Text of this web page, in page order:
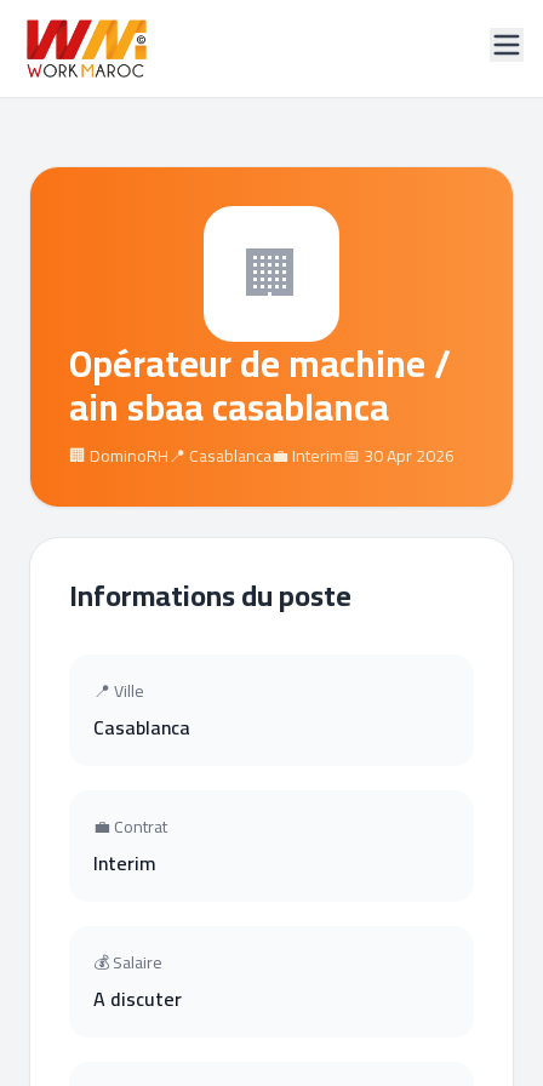
🏢
Opérateur de machine /
ain sbaa casablanca
🏢 DominoRH📍 Casablanca💼 Interim📅 30 Apr 2026
Informations du poste
📍 Ville
Casablanca
💼 Contrat
Interim
💰 Salaire
A discuter